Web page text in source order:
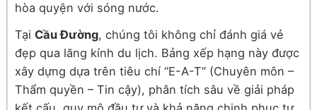
hòa quyện với sóng nước.
Tại Cầu Đường, chúng tôi không chỉ đánh giá vẻ
đẹp qua lăng kính du lịch. Bảng xếp hạng này được
xây dựng dựa trên tiêu chí “E-A-T” (Chuyên môn –
Thẩm quyền – Tin cậy), phân tích sâu về giải pháp